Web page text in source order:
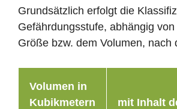
Grundsätzlich erfolgt die
Gefährdungsstufe, abhängig
Größe bzw. dem Volumen, nach
Volumen in
Kubikmetern
mit Inhalt